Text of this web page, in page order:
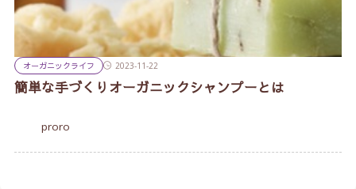
オーガニックライフ 2023-11-22
簡単な手づくりオーガニックシャンプーとは
proro